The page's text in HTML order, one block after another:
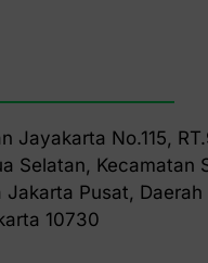
Jayakarta No.115,
Selatan, Kecamatan
Jakarta Pusat, Daerah
10730